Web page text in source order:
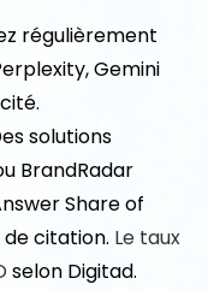
régulièrement
Gemini
solutions
BrandRadar
Share of
citation. Le taux
selon Digitad.